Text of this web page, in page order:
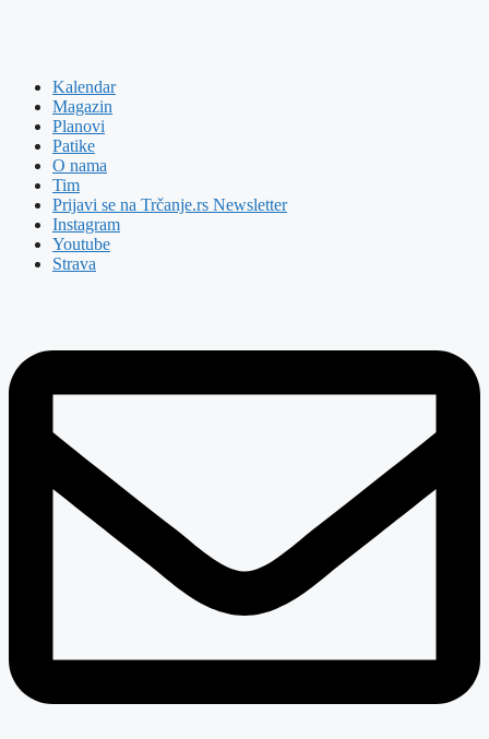
Kalendar
Magazin
Planovi
Patike
O nama
Tim
Prijavi se na Trčanje.rs Newsletter
Instagram
Youtube
Strava